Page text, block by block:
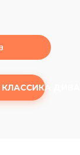
КЛАССИКА